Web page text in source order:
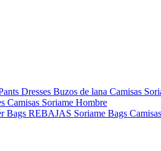
Dresses Buzos de lana Camisas
Camisas Soriame Hombre
Bags REBAJAS Soriame Bags Camisas